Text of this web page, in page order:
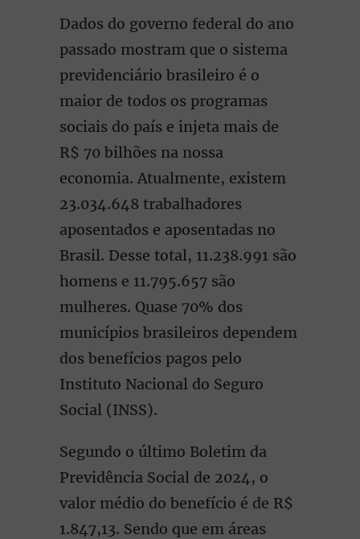
Dados do governo federal do ano
passado mostram que o sistema
previdenciário brasileiro é o
maior de todos os programas
sociais do país e injeta mais de
R$ 70 bilhões na nossa
economia. Atualmente, existem
23.034.648 trabalhadores
aposentados e aposentadas no
Brasil. Desse total, 11.238.991 são
homens e 11.795.657 são
mulheres. Quase 70% dos
municípios brasileiros dependem
dos benefícios pagos pelo
Instituto Nacional do Seguro
Social (INSS).
Segundo o último Boletim da
Previdência Social de 2024, o
valor médio do benefício é de R$
1.847,13. Sendo que em áreas